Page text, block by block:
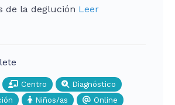
de la deglución Leer
Centro
Diagnóstico
Niños/as
Online